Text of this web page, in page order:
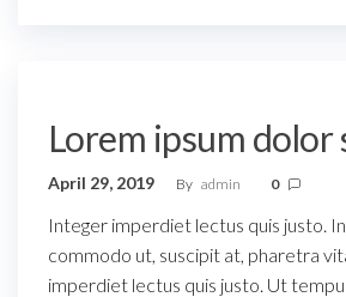
Lorem ipsum dolor
April 29, 2019 By admin 0
Integer imperdiet lectus quis justo. In
commodo ut, suscipit at, pharetra
imperdiet lectus quis justo. Ut